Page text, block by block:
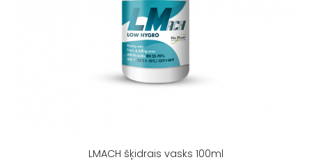
LMACH šķidrais vasks 100ml